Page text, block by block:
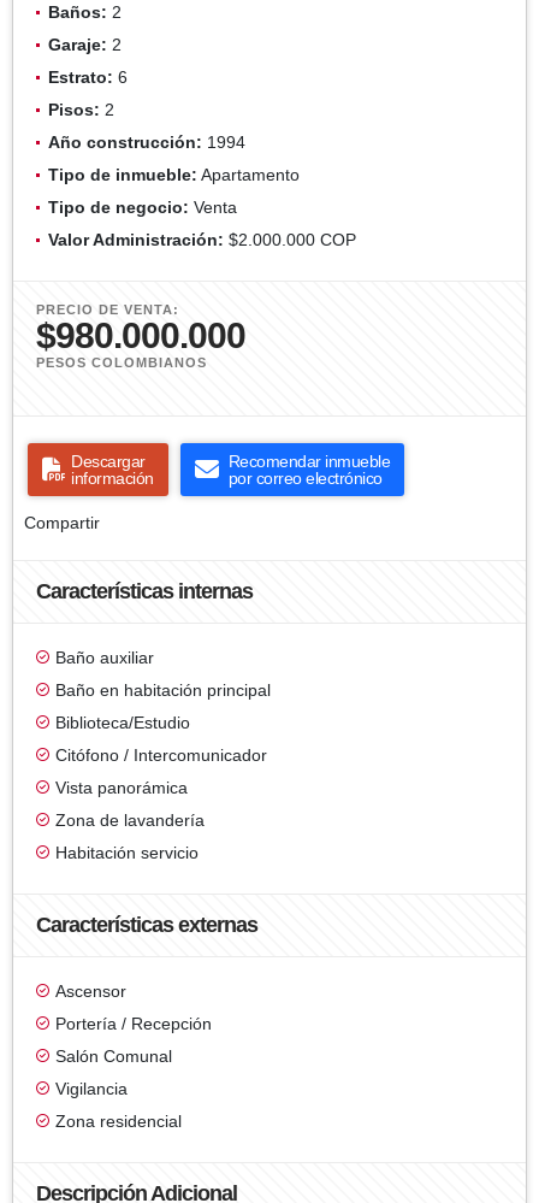
Baños: 2
Garaje: 2
Estrato: 6
Pisos: 2
Año construcción: 1994
Tipo de inmueble: Apartamento
Tipo de negocio: Venta
Valor Administración: $2.000.000 COP
PRECIO DE VENTA:
$980.000.000
PESOS COLOMBIANOS
Descargar
información
Recomendar inmueble
por correo electrónico
Compartir
Características internas
Baño auxiliar
Baño en habitación principal
Biblioteca/Estudio
Citófono / Intercomunicador
Vista panorámica
Zona de lavandería
Habitación servicio
Características externas
Ascensor
Portería / Recepción
Salón Comunal
Vigilancia
Zona residencial
Descripción Adicional